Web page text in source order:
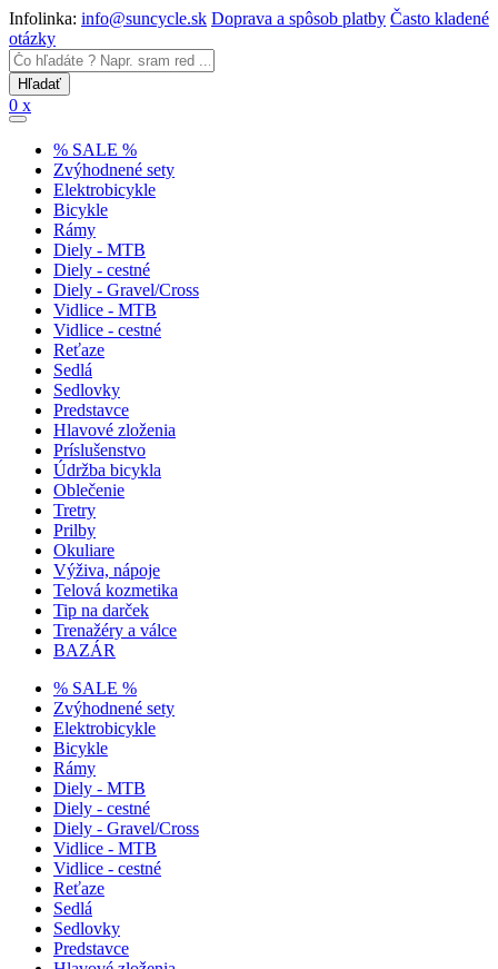
Infolinka: info@suncycle.sk Doprava a spôsob platby Často kladené
otázky
0 x
% SALE %
Zvýhodnené sety
Elektrobicykle
Bicykle
Rámy
Diely - MTB
Diely - cestné
Diely - Gravel/Cross
Vidlice - MTB
Vidlice - cestné
Reťaze
Sedlá
Sedlovky
Predstavce
Hlavové zloženia
Príslušenstvo
Údržba bicykla
Oblečenie
Tretry
Prilby
Okuliare
Výživa, nápoje
Telová kozmetika
Tip na darček
Trenažéry a válce
BAZÁR
% SALE %
Zvýhodnené sety
Elektrobicykle
Bicykle
Rámy
Diely - MTB
Diely - cestné
Diely - Gravel/Cross
Vidlice - MTB
Vidlice - cestné
Reťaze
Sedlá
Sedlovky
Predstavce